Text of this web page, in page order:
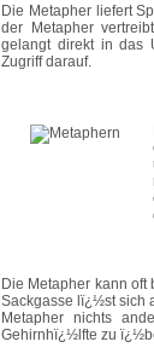
Die Metapher liefert
der Metapher
gelangt direkt in das
Zugriff darauf.
Die Metapher kann
Sackgasse lï¿½st sich
Metapher nichts
Gehirnhï¿½lfte zu